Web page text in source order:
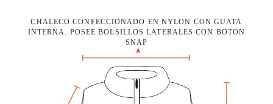
CHALECO CONFECCIONADO EN NYLON CON GUATA
INTERNA. POSEE BOLSILLOS LATERALES CON BOTON
SNAP